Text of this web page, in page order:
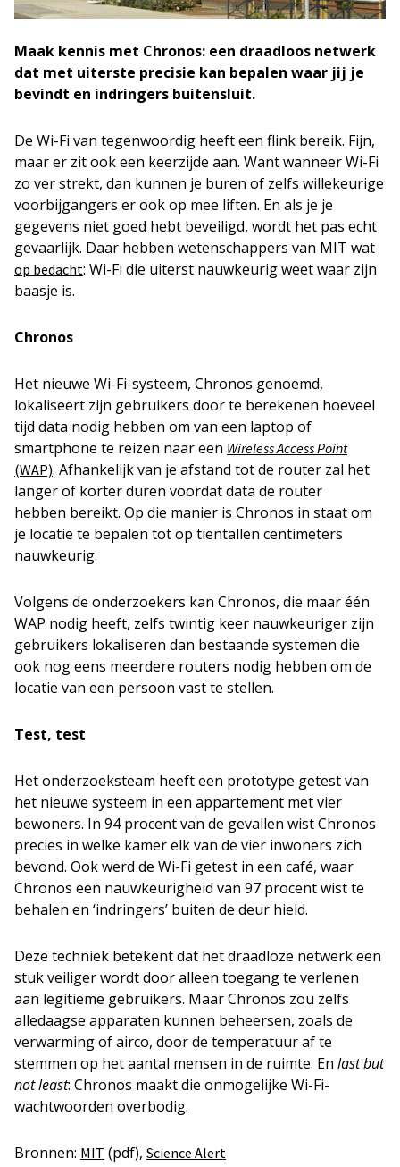
Maak kennis met Chronos: een draadloos netwerk
dat met uiterste precisie kan bepalen waar jij je
bevindt en indringers buitensluit.
De Wi-Fi van tegenwoordig heeft een flink bereik. Fijn,
maar er zit ook een keerzijde aan. Want wanneer Wi-Fi
zo ver strekt, dan kunnen je buren of zelfs willekeurige
voorbijgangers er ook op mee liften. En als je je
gegevens niet goed hebt beveiligd, wordt het pas echt
gevaarlijk. Daar hebben wetenschappers van MIT wat
op bedacht: Wi-Fi die uiterst nauwkeurig weet waar zijn
baasje is.
Chronos
Het nieuwe Wi-Fi-systeem, Chronos genoemd,
lokaliseert zijn gebruikers door te berekenen hoeveel
tijd data nodig hebben om van een laptop of
smartphone te reizen naar een Wireless Access Point
(WAP). Afhankelijk van je afstand tot de router zal het
langer of korter duren voordat data de router
hebben bereikt. Op die manier is Chronos in staat om
je locatie te bepalen tot op tientallen centimeters
nauwkeurig.
Volgens de onderzoekers kan Chronos, die maar één
WAP nodig heeft, zelfs twintig keer nauwkeuriger zijn
gebruikers lokaliseren dan bestaande systemen die
ook nog eens meerdere routers nodig hebben om de
locatie van een persoon vast te stellen.
Test, test
Het onderzoeksteam heeft een prototype getest van
het nieuwe systeem in een appartement met vier
bewoners. In 94 procent van de gevallen wist Chronos
precies in welke kamer elk van de vier inwoners zich
bevond. Ook werd de Wi-Fi getest in een café, waar
Chronos een nauwkeurigheid van 97 procent wist te
behalen en ‘indringers’ buiten de deur hield.
Deze techniek betekent dat het draadloze netwerk een
stuk veiliger wordt door alleen toegang te verlenen
aan legitieme gebruikers. Maar Chronos zou zelfs
alledaagse apparaten kunnen beheersen, zoals de
verwarming of airco, door de temperatuur af te
stemmen op het aantal mensen in de ruimte. En last but
not least: Chronos maakt die onmogelijke Wi-Fi-
wachtwoorden overbodig.
Bronnen: MIT (pdf), Science Alert